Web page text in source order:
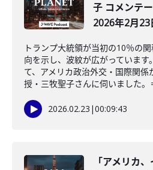
子 コメンテ
2026年2月23
トランプ大統領が当初の10％の
向を示し、波紋が広がっていま
て、アメリカ政治外交・国際関
授・三牧聖子さんに伺いました。
2026.02.23 |00:09:43
「アメリカ